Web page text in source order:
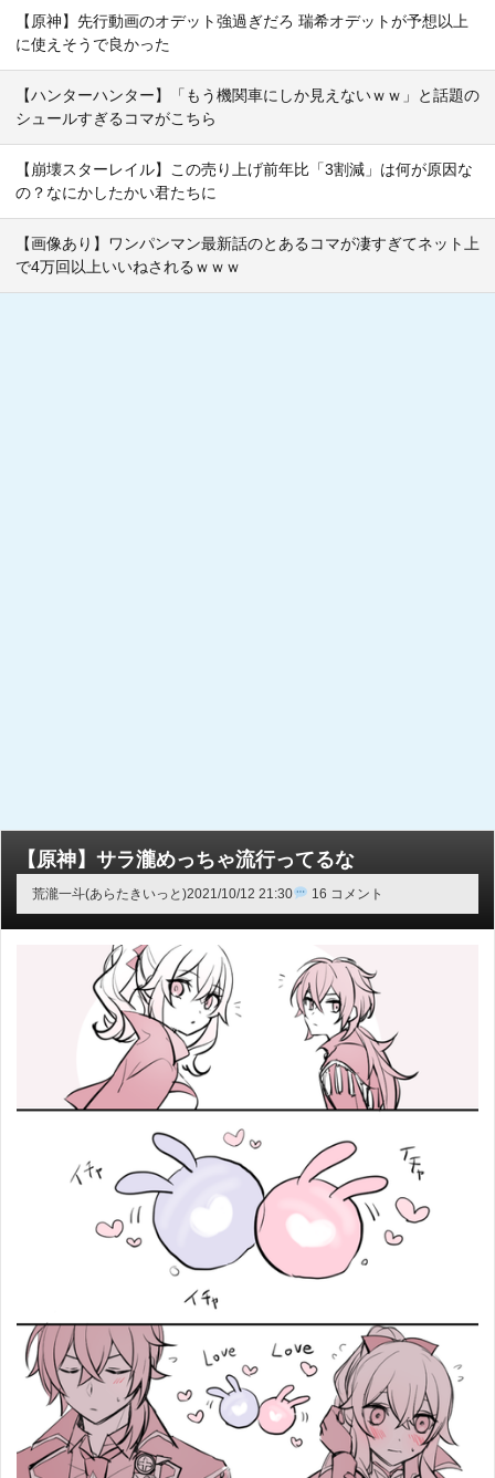
【原神】先行動画のオデット強過ぎだろ 瑞希オデットが予想以上
に使えそうで良かった
【ハンターハンター】「もう機関車にしか見えないｗｗ」と話題の
シュールすぎるコマがこちら
【崩壊スターレイル】この売り上げ前年比「3割減」は何が原因な
の？なにかしたかい君たちに
【画像あり】ワンパンマン最新話のとあるコマが凄すぎてネット上
で4万回以上いいねされるｗｗｗ
【原神】サラ瀧めっちゃ流行ってるな
荒瀧一斗(あらたきいっと)2021/10/12 21:30 16 コメント